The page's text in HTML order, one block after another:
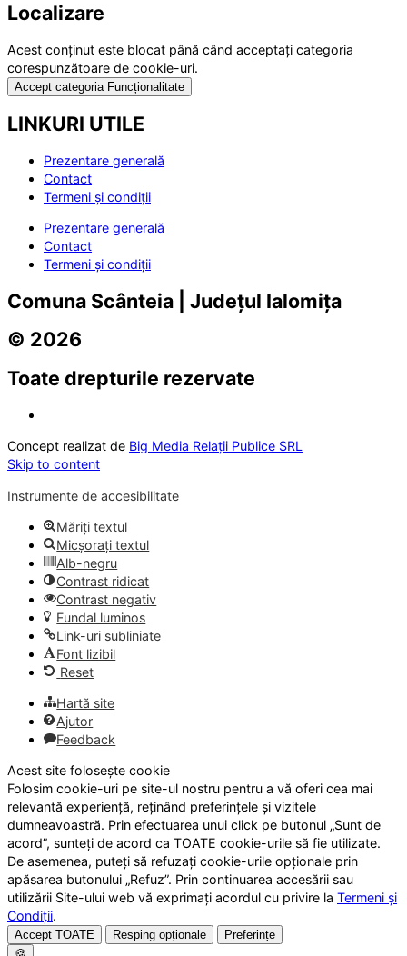
Localizare
Acest conținut este blocat până când acceptați categoria
corespunzătoare de cookie-uri.
Accept categoria Funcționalitate
LINKURI UTILE
Prezentare generală
Contact
Termeni și condiții
Prezentare generală
Contact
Termeni și condiții
Comuna Scânteia | Județul Ialomița
© 2026
Toate drepturile rezervate
Concept realizat de Big Media Relații Publice SRL
Skip to content
Instrumente de accesibilitate
Măriți textul
Micșorați textul
Alb-negru
Contrast ridicat
Contrast negativ
Fundal luminos
Link-uri subliniate
Font lizibil
Reset
Hartă site
Ajutor
Feedback
Acest site folosește cookie
Folosim cookie-uri pe site-ul nostru pentru a vă oferi cea mai
relevantă experiență, reținând preferințele și vizitele
dumneavoastră. Prin efectuarea unui click pe butonul „Sunt de
acord”, sunteți de acord ca TOATE cookie-urile să fie utilizate.
De asemenea, puteți să refuzați cookie-urile opționale prin
apăsarea butonului „Refuz”. Prin continuarea accesării sau
utilizării Site-ului web vă exprimați acordul cu privire la Termeni și
Condiții.
Accept TOATE Resping opționale
Preferințe